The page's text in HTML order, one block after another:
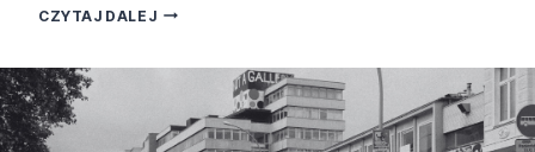
CZYTAJ DALEJJESENIKY